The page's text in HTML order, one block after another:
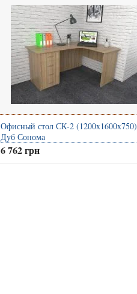
Офисный стол СК-2 (1200x1600x750)
Дуб Сонома
6 762 грн